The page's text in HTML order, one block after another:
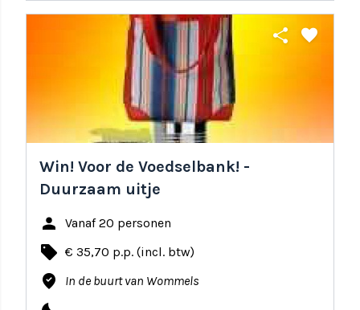
share favorite
Win! Voor de Voedselbank! -
Duurzaam uitje
person Vanaf 20 personen
local_offer € 35,70 p.p. (incl. btw)
where_to_vote In de buurt van Wommels